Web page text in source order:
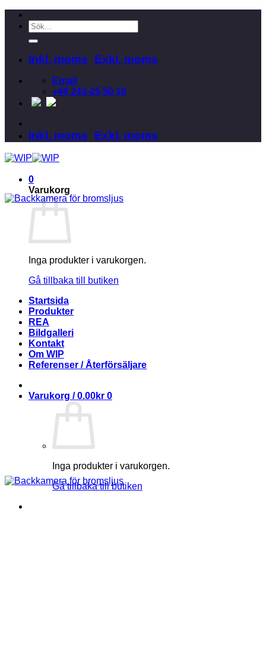
Skip
content
Sök
efter:
Inkl. moms Exkl. moms
Email
+46 243-25 50 10
Inkl. moms Exkl. moms
0
Varukorg
Inga produkter i varukorgen.
Gå tillbaka till butiken
Startsida
Produkter
REA
Bildgalleri
Kontakt
Om WIP
Referenser / Återförsäljare
Varukorg /0.00kr 0
Inga produkter i varukorgen.
Gå tillbaka till butiken